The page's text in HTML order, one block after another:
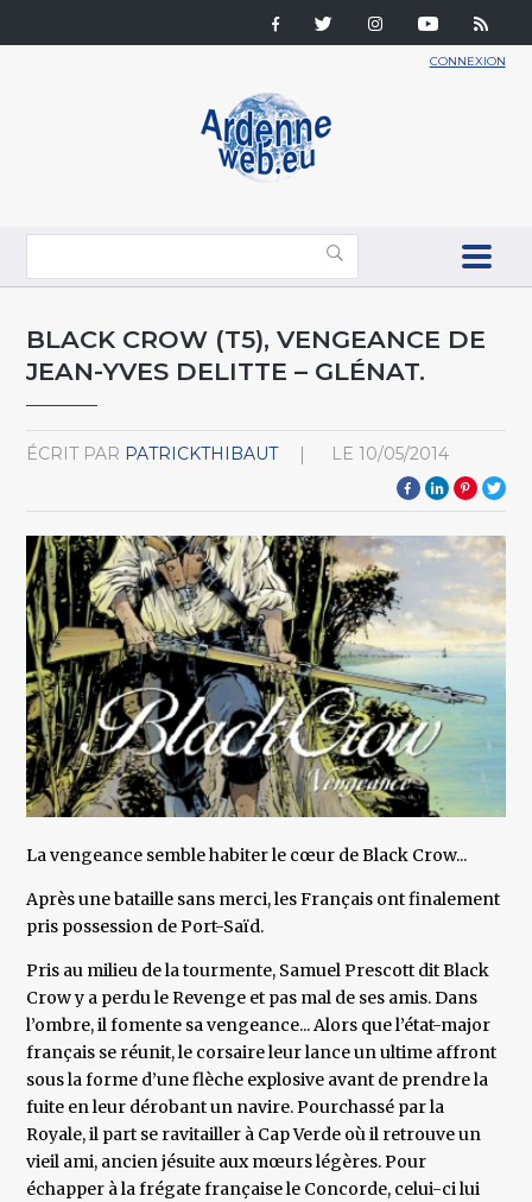
CONNEXION
BLACK CROW (T5), VENGEANCE DE
JEAN-YVES DELITTE – GLÉNAT.
ÉCRIT PAR PATRICKTHIBAUT LE 10/05/2014
La vengeance semble habiter le cœur de Black Crow...
Après une bataille sans merci, les Français ont finalement
pris possession de Port-Saïd.
Pris au milieu de la tourmente, Samuel Prescott dit Black
Crow y a perdu le Revenge et pas mal de ses amis. Dans
l’ombre, il fomente sa vengeance... Alors que l’état-major
français se réunit, le corsaire leur lance un ultime affront
sous la forme d’une flèche explosive avant de prendre la
fuite en leur dérobant un navire. Pourchassé par la
Royale, il part se ravitailler à Cap Verde où il retrouve un
vieil ami, ancien jésuite aux mœurs légères. Pour
échapper à la frégate française le Concorde, celui-ci lui